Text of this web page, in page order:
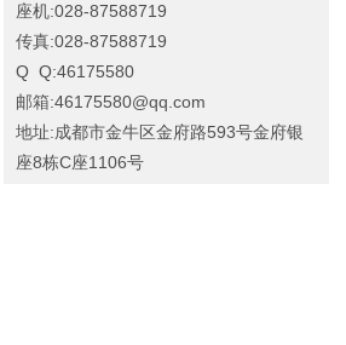
座机:028-87588719
传真:028-87588719
Q Q:46175580
邮箱:46175580@qq.com
地址:成都市金牛区金府路593号金府银
座8栋C座1106号